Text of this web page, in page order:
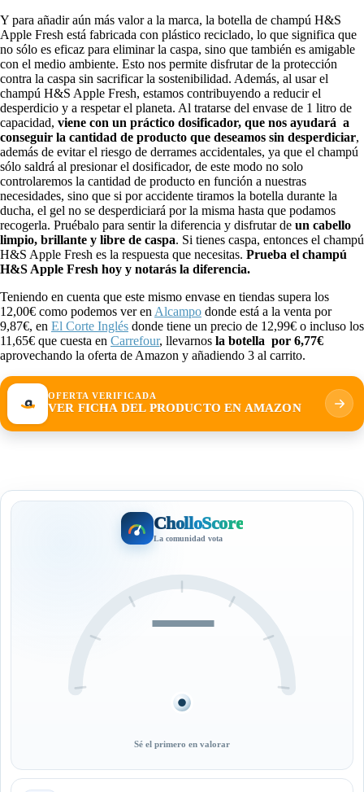
Y para añadir aún más valor a la marca, la botella de champú H&S
Apple Fresh está fabricada con plástico reciclado, lo que significa que
no sólo es eficaz para eliminar la caspa, sino que también es amigable
con el medio ambiente. Esto nos permite disfrutar de la protección
contra la caspa sin sacrificar la sostenibilidad. Además, al usar el
champú H&S Apple Fresh, estamos contribuyendo a reducir el
desperdicio y a respetar el planeta. Al tratarse del envase de 1 litro de
capacidad, viene con un práctico dosificador, que nos ayudará a
conseguir la cantidad de producto que deseamos sin desperdiciar,
además de evitar el riesgo de derrames accidentales, ya que el champú
sólo saldrá al presionar el dosificador, de este modo no solo
controlaremos la cantidad de producto en función a nuestras
necesidades, sino que si por accidente tiramos la botella durante la
ducha, el gel no se desperdiciará por la misma hasta que podamos
recogerla. Pruébalo para sentir la diferencia y disfrutar de un cabello
limpio, brillante y libre de caspa. Si tienes caspa, entonces el champú
H&S Apple Fresh es la respuesta que necesitas. Prueba el champú
H&S Apple Fresh hoy y notarás la diferencia.
Teniendo en cuenta que este mismo envase en tiendas supera los
12,00€ como podemos ver en Alcampo donde está a la venta por
9,87€, en El Corte Inglés donde tiene un precio de 12,99€ o incluso los
11,65€ que cuesta en Carrefour, llevarnos la botella por 6,77€
aprovechando la oferta de Amazon y añadiendo 3 al carrito.
OFERTA VERIFICADA
VER FICHA DEL PRODUCTO EN AMAZON
CholloScore
La comunidad vota
—
Sé el primero en valorar